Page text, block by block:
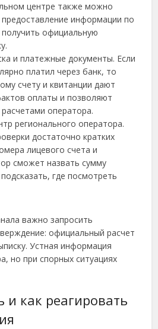
центре также можно
информации по
официальную
и платежные документы. Если
платил через банк, то
счету и квитанции дают
оплаты и позволяют
оператора.
регионального оператора.
достаточно кратких
лицевого счета и
сможет назвать сумму
где посмотреть
важно запросить
официальный расчет
Устная информация
но при спорных ситуациях
и как реагировать